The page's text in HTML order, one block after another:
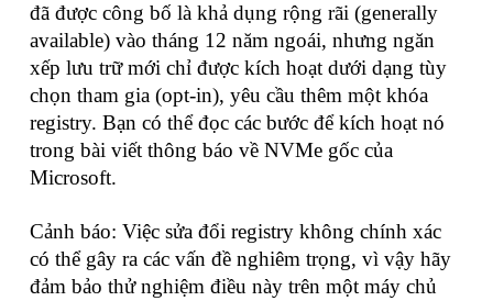
đã được công bố là khả dụng rộng rãi (generally
available) vào tháng 12 năm ngoái, nhưng ngăn
xếp lưu trữ mới chỉ được kích hoạt dưới dạng tùy
chọn tham gia (opt-in), yêu cầu thêm một khóa
registry. Bạn có thể đọc các bước để kích hoạt nó
trong bài viết thông báo về NVMe gốc của
Microsoft.
Cảnh báo: Việc sửa đổi registry không chính xác
có thể gây ra các vấn đề nghiêm trọng, vì vậy hãy
đảm bảo thử nghiệm điều này trên một máy chủ